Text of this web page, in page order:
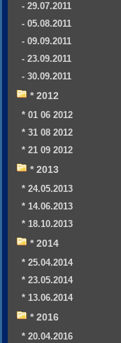
- 29.07.2011
- 05.08.2011
- 09.09.2011
- 23.09.2011
- 30.09.2011
* 2012
* 01 06 2012
* 31 08 2012
* 21 09 2012
* 2013
* 24.05.2013
* 14.06.2013
* 18.10.2013
* 2014
* 25.04.2014
* 23.05.2014
* 13.06.2014
* 2016
* 20.04.2016